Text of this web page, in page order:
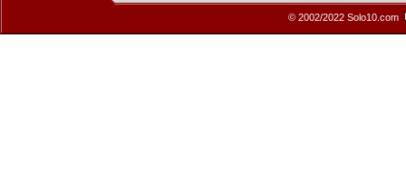
© 2002/2022 Solo10.com